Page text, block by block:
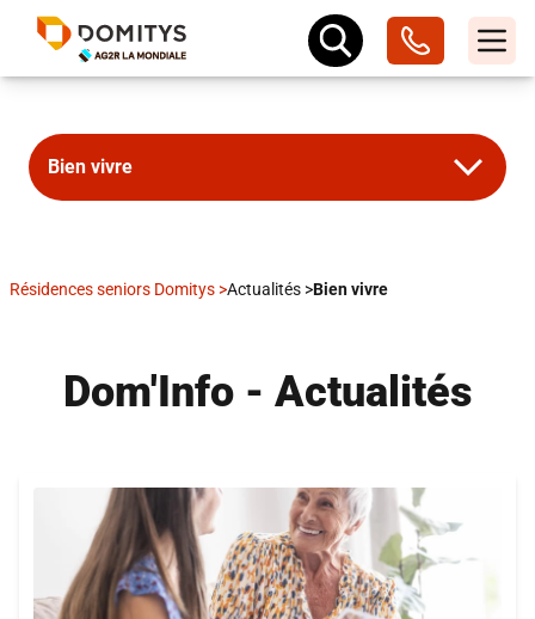
Bien vivre
Résidences seniors Domitys >Actualités >Bien vivre
Dom'Info - Actualités